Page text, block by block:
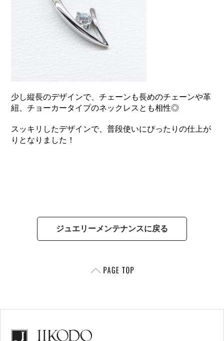
少し縦長のデザインで、チェーンも長めのチェーンや革
紐、チョーカータイプのネックレスとも相性◎
スッキリしたデザインで、普段使いにぴったりの仕上が
りとなりました！
ジュエリーメンテナンスに戻る